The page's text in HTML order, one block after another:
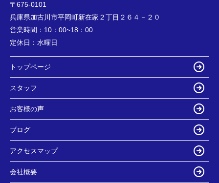
〒675-0101
兵庫県加古川市平岡町新在家２丁目２６４－２０
営業時間： 10：00~18：00
定休日： 水曜日
トップページ
スタッフ
お客様の声
ブログ
アクセスマップ
会社概要